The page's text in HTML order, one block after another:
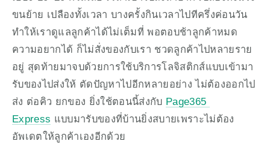
ขนย้าย เปลืองทั้งเวลา บางครั้งกินเวลาไปทีครึ่งค่อนวัน
ทำให้เราดูแลลูกค้าได้ไม่เต็มที่ พอตอบช้าลูกค้าหมด
ความอยากได้ ก็ไม่สั่งของกับเรา ชวดลูกค้าไปหลายราย
อยู่ สุดท้ายมาจบด้วยการใช้บริการโลจิสติกส์แบบเข้ามา
รับของไปส่งให้ ตัดปัญหาไปอีกหลายอย่าง ไม่ต้องออกไป
ส่ง ต่อคิว ยกของ ยิ่งใช้ตอนนี้ส่งกับ Page365
Express แบบมารับของที่บ้านยิ่งสบายเพราะไม่ต้อง
อัพเดตให้ลูกค้าเองอีกด้วย